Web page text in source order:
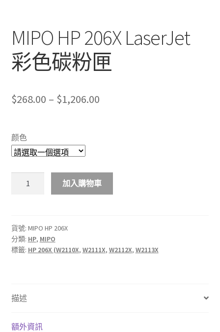
MIPO HP 206X LaserJet
彩色碳粉匣
$268.00 – $1,206.00Price
$1,206.00
颜色
彩
色
碳
量
加入購物車
貨號: MIPO HP 206X
分類: HP, MIPO
標籤: HP 206X (W2110X, W2111X, W2112X, W2113X
描述
額外資訊